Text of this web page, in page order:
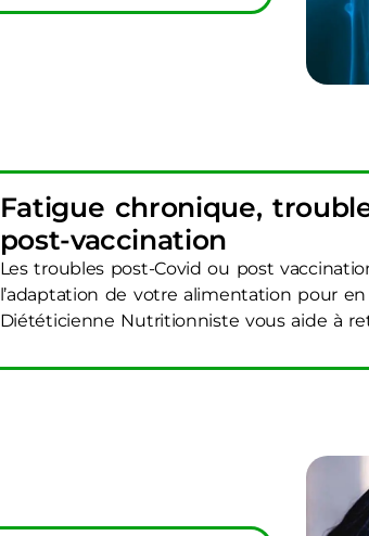
Fatigue chronique,
post-vaccination
Les troubles post-Covid ou post
l’adaptation de votre alimentation pour
Diététicienne Nutritionniste vous aide à